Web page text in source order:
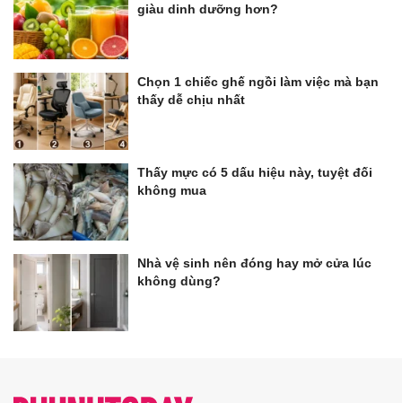
giàu dinh dưỡng hơn?
Chọn 1 chiếc ghế ngồi làm việc mà bạn
thấy dễ chịu nhất
Thấy mực có 5 dấu hiệu này, tuyệt đối
không mua
Nhà vệ sinh nên đóng hay mở cửa lúc
không dùng?